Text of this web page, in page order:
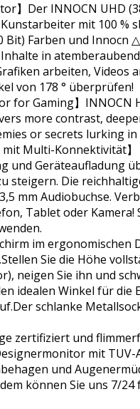
】Der INNOCN UHD
mit 100 %
Bit) Farben und
Inhalte in
arbeiten, Videos
von 178 ° überprüfen!
for Gaming】
more contrast,
or secrets lurking
mit Multi-Konnektivität
und Geräteaufladung
steigern. Die
mm Audiobuchse.
Tablet oder
im
Sie die Höhe
neigen Sie ihn und
idealen Winkel für
schlanke
zertifiziert und
mit
und
können Sie uns 7/